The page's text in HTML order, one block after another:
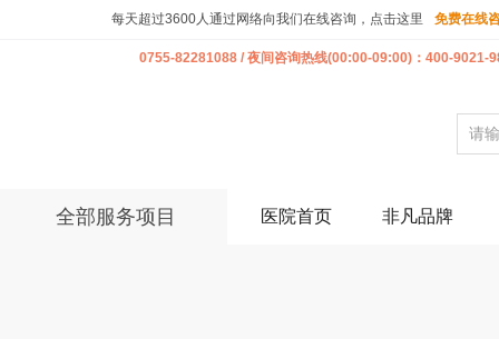
每天超过3600人通过网络向我们在线咨询，点击这里 免费在线
0755-82281088 / 夜间咨询热线(00:00-09:00)：400-9021-
全部服务项目 医院首页 非凡品牌